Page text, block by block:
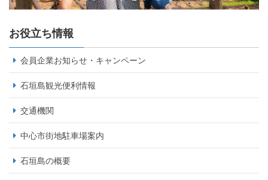
お役立ち情報
会員企業お知らせ・キャンペーン
石垣島観光便利情報
交通機関
中心市街地駐車場案内
石垣島の概要